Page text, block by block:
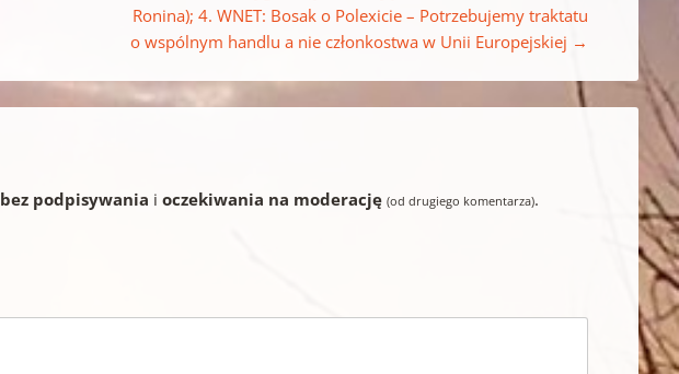
Ronina); 4. WNET: Bosak o Polexicie – Potrzebujemy traktatu
o wspólnym handlu a nie członkostwa w Unii Europejskiej →
bez podpisywania ioczekiwania na moderację (od drugiego komentarza).